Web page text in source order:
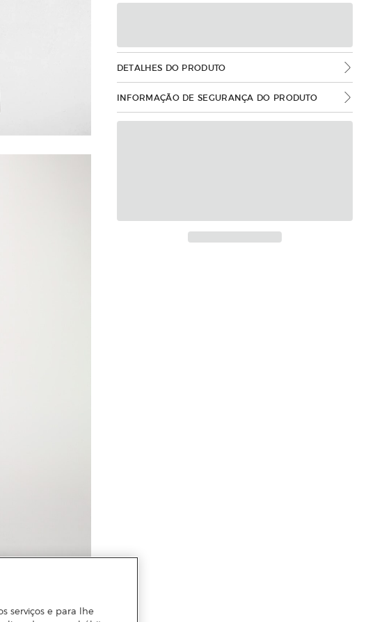
DETALHES DO PRODUTO
INFORMAÇÃO DE SEGURANÇA DO PRODUTO
serviços e para lhe